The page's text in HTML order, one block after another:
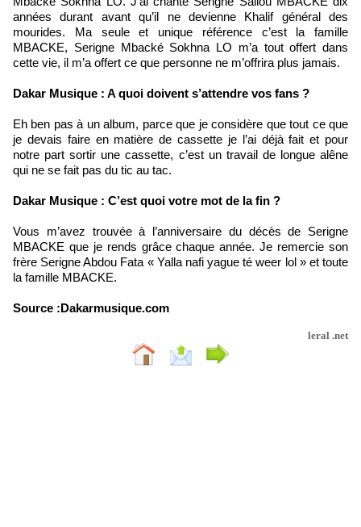
années durant avant qu’il ne devienne Khalif général des
mourides. Ma seule et unique référence c’est la famille
MBACKE, Serigne Mbacké Sokhna LO m’a tout offert dans
cette vie, il m’a offert ce que personne ne m’offrira plus jamais.
Dakar Musique : A quoi doivent s’attendre vos fans ?
Eh ben pas à un album, parce que je considère que tout ce que
je devais faire en matière de cassette je l’ai déjà fait et pour
notre part sortir une cassette, c’est un travail de longue alêne
qui ne se fait pas du tic au tac.
Dakar Musique : C’est quoi votre mot de la fin ?
Vous m’avez trouvée à l’anniversaire du décès de Serigne
MBACKE que je rends grâce chaque année. Je remercie son
frère Serigne Abdou Fata « Yalla nafi yague té weer lol » et toute
la famille MBACKE.
Source :Dakarmusique.com
leral .net